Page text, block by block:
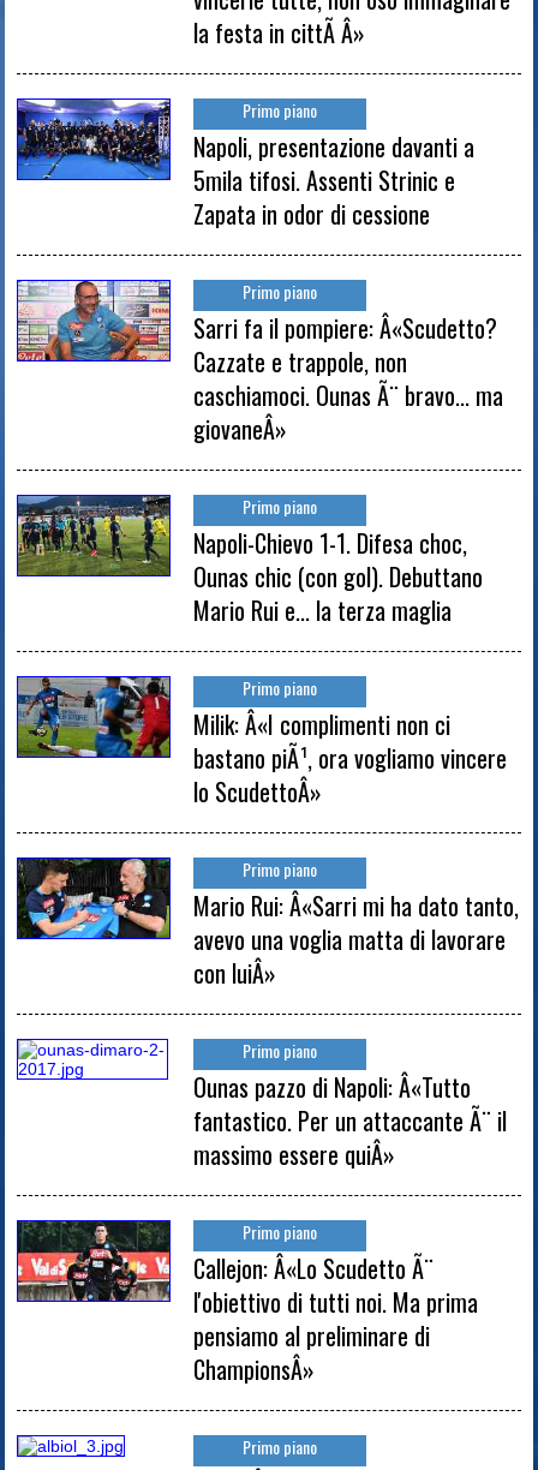
la festa in cittÃ Â»
Primo piano
Napoli, presentazione davanti a
5mila tifosi. Assenti Strinic e
Zapata in odor di cessione
Primo piano
Sarri fa il pompiere: Â«Scudetto?
Cazzate e trappole, non
caschiamoci. Ounas Ã¨ bravo... ma
giovaneÂ»
Primo piano
Napoli-Chievo 1-1. Difesa choc,
Ounas chic (con gol). Debuttano
Mario Rui e... la terza maglia
Primo piano
Milik: Â«I complimenti non ci
bastano piÃ¹, ora vogliamo vincere
lo ScudettoÂ»
Primo piano
Mario Rui: Â«Sarri mi ha dato tanto,
avevo una voglia matta di lavorare
con luiÂ»
Primo piano
Ounas pazzo di Napoli: Â«Tutto
fantastico. Per un attaccante Ã¨ il
massimo essere quiÂ»
Primo piano
Callejon: Â«Lo Scudetto Ã¨
l'obiettivo di tutti noi. Ma prima
pensiamo al preliminare di
ChampionsÂ»
Primo piano